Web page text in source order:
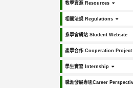
教學資源 Resources
相關法規 Regulations
系學會網站 Student Website
產學合作 Cooperation Project
學生實習 Internship
職涯發展專區Career